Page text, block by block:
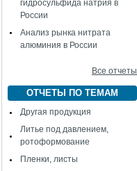
гидросульфида натрия в
России
Анализ рынка нитрата
алюминия в России
Все отчеты
ОТЧЕТЫ ПО ТЕМАМ
Другая продукция
Литье под давлением,
ротоформование
Пленки, листы